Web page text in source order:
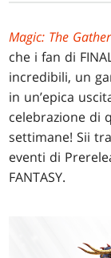
Magic: The
che i fan di
incredibili, un
in un’epica
celebrazione di
settimane! Sii
eventi di
FANTASY.